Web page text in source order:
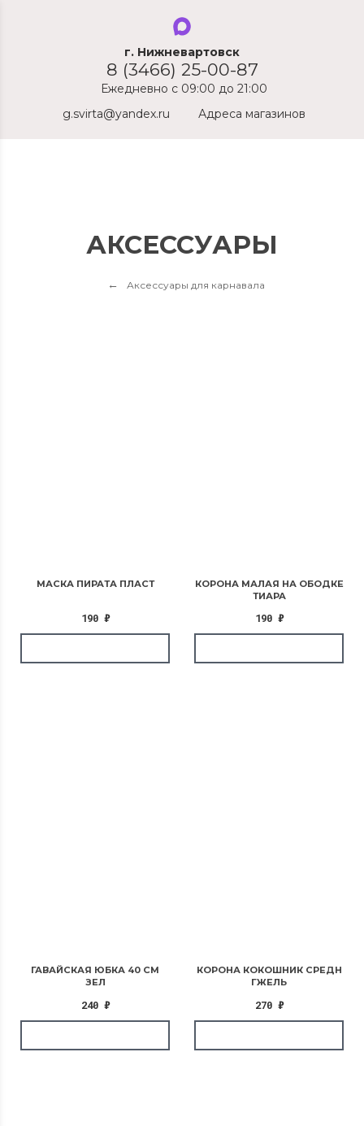
г. Нижневартовск
8 (3466) 25-00-87
Ежедневно с 09:00 до 21:00
g.svirta@yandex.ru Адреса магазинов
АКСЕССУАРЫ
Аксессуары для карнавала
МАСКА ПИРАТА ПЛАСТ
190 ₽
КОРОНА МАЛАЯ НА ОБОДКЕ
ТИАРА
190 ₽
ГАВАЙСКАЯ ЮБКА 40 СМ
ЗЕЛ
240 ₽
КОРОНА КОКОШНИК СРЕДН
ГЖЕЛЬ
270 ₽